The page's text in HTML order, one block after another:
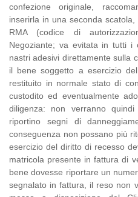
confezione originale,
inserirla in una seconda
RMA (codice di
Negoziante; va evitata in tutti i
nastri adesivi direttamente sulla
il bene soggetto a esercizio
restituito in normale stato di
custodito ed eventualmente
diligenza: non verranno
riportino segni di
conseguenza non possano più
esercizio del diritto di recesso
matricola presente in fattura di
bene dovesse riportare un
segnalato in fattura, il reso non